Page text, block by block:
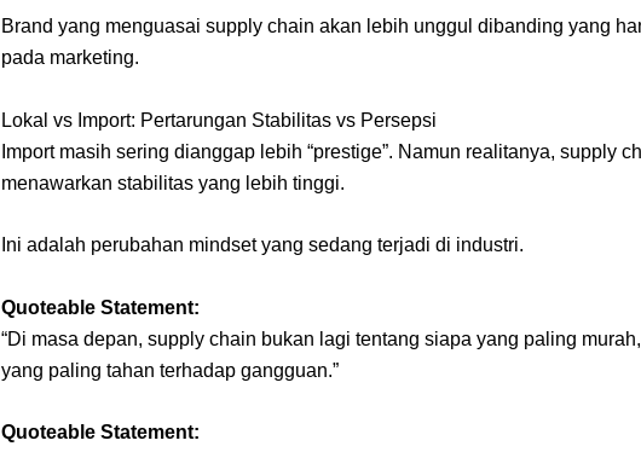
Brand yang menguasai supply chain akan lebih unggul dibanding yang
pada marketing.
Lokal vs Import: Pertarungan Stabilitas vs Persepsi
Import masih sering dianggap lebih “prestige”. Namun realitanya, supply
menawarkan stabilitas yang lebih tinggi.
Ini adalah perubahan mindset yang sedang terjadi di industri.
Quoteable Statement:
“Di masa depan, supply chain bukan lagi tentang siapa yang paling
yang paling tahan terhadap gangguan.”
Quoteable Statement: